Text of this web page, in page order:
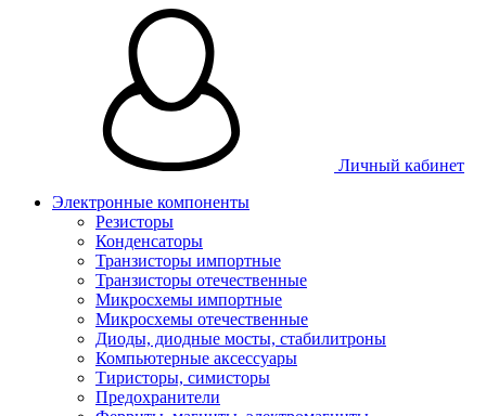
Личный кабинет
Электронные компоненты
Резисторы
Конденсаторы
Транзисторы импортные
Транзисторы отечественные
Микросхемы импортные
Микросхемы отечественные
Диоды, диодные мосты, стабилитроны
Компьютерные аксессуары
Тиристоры, симисторы
Предохранители